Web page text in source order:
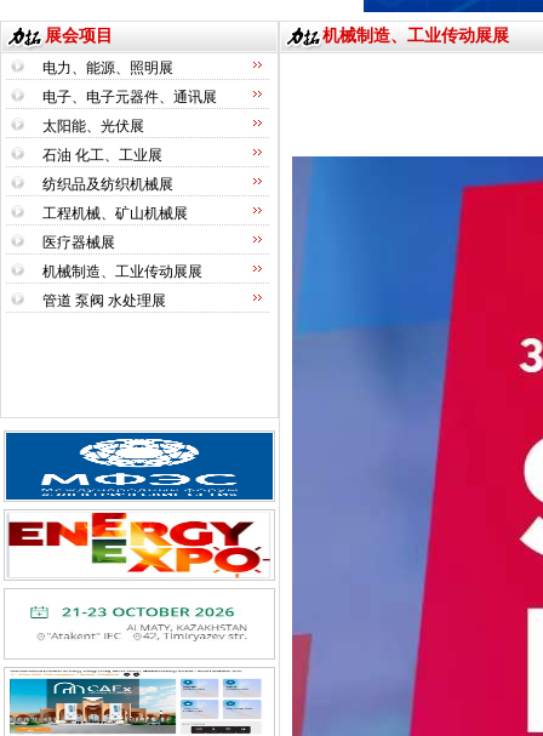
展会项目
电力、能源、照明展
电子、电子元器件、通讯展
太阳能、光伏展
石油 化工、工业展
纺织品及纺织机械展
工程机械、矿山机械展
医疗器械展
机械制造、工业传动展展
管道 泵阀 水处理展
机械制造、工业传动展展